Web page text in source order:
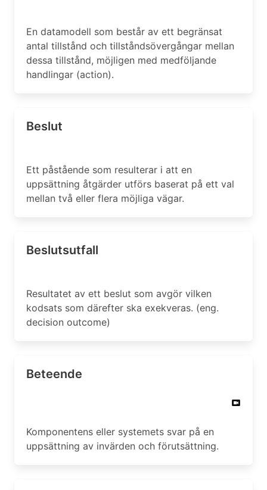
En datamodell som består av ett begränsat
antal tillstånd och tillståndsövergångar mellan
dessa tillstånd, möjligen med medföljande
handlingar (action).
Beslut
Ett påstående som resulterar i att en
uppsättning åtgärder utförs baserat på ett val
mellan två eller flera möjliga vägar.
Beslutsutfall
Resultatet av ett beslut som avgör vilken
kodsats som därefter ska exekveras. (eng.
decision outcome)
Beteende
Komponentens eller systemets svar på en
uppsättning av invärden och förutsättning.